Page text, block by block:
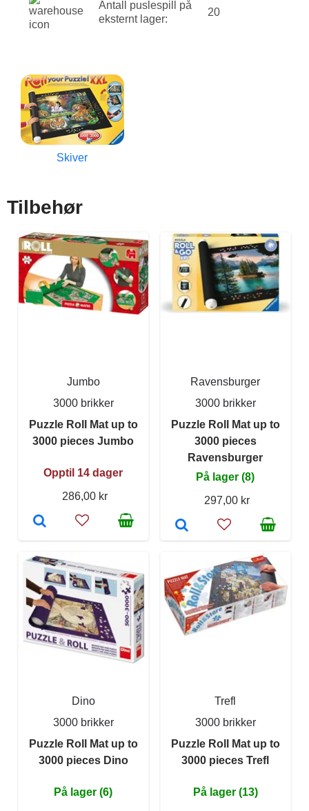
Antall puslespill på
eksternt lager:
20
Skiver
Tilbehør
Jumbo
3000 brikker
Puzzle Roll Mat up to
3000 pieces Jumbo
Opptil 14 dager
286,00 kr
Ravensburger
3000 brikker
Puzzle Roll Mat up to
3000 pieces
Ravensburger
På lager (8)
297,00 kr
Dino
3000 brikker
Puzzle Roll Mat up to
3000 pieces Dino
På lager (6)
Trefl
3000 brikker
Puzzle Roll Mat up to
3000 pieces Trefl
På lager (13)